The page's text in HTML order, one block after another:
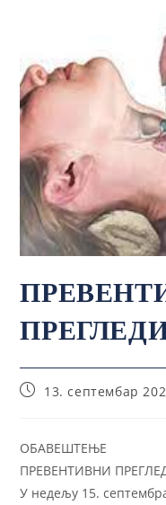
ПРЕГЛЕДИ
13. септембар
ОБАВЕШТЕЊЕ
ПРЕВЕНТИВНИ
У недељу 15.